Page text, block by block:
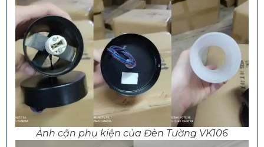
Ảnh cận phụ kiện của Đèn Tường VK106